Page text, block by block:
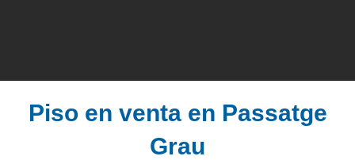
Piso en venta en Passatge
Grau